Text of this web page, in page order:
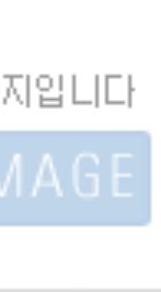
요가 / 숏폼(릴스)